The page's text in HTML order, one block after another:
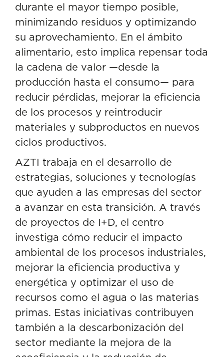
durante el mayor tiempo posible,
minimizando residuos y optimizando
su aprovechamiento. En el ámbito
alimentario, esto implica repensar toda
la cadena de valor —desde la
producción hasta el consumo— para
reducir pérdidas, mejorar la eficiencia
de los procesos y reintroducir
materiales y subproductos en nuevos
ciclos productivos.
AZTI trabaja en el desarrollo de
estrategias, soluciones y tecnologías
que ayuden a las empresas del sector
a avanzar en esta transición. A través
de proyectos de I+D, el centro
investiga cómo reducir el impacto
ambiental de los procesos industriales,
mejorar la eficiencia productiva y
energética y optimizar el uso de
recursos como el agua o las materias
primas. Estas iniciativas contribuyen
también a la descarbonización del
sector mediante la mejora de la